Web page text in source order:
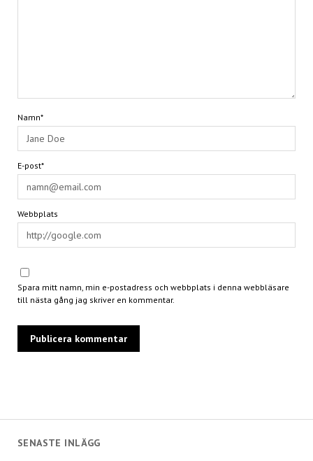
SENASTE INLÄGG
Namn*
E-post*
Webbplats
Spara mitt namn, min e-postadress och webbplats i denna webbläsare
till nästa gång jag skriver en kommentar.